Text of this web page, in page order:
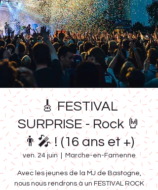
🎸 FESTIVAL
SURPRISE - Rock 🤘
👨‍🎤 ! (16 ans et +)
ven. 24 juin
  |
Marche-en-Famenne
Avec les jeunes de la MJ de Bastogne,
nous nous rendrons à un FESTIVAL ROCK